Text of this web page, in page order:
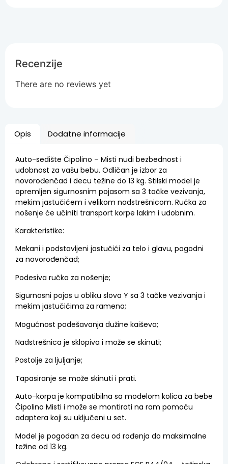
Opis Dodatne informacije
Auto-sedište Čipolino – Misti nudi bezbednost i
udobnost za vašu bebu. Odličan je izbor za
novorođenčad i decu težine do 13 kg. Stilski model je
opremljen sigurnosnim pojasom sa 3 tačke vezivanja,
mekim jastučićem i velikom nadstrešnicom. Ručka za
nošenje će učiniti transport korpe lakim i udobnim.
Karakteristike:
Mekani i podstavljeni jastučići za telo i glavu, pogodni
za novorođenčad;
Podesiva ručka za nošenje;
Sigurnosni pojas u obliku slova Y sa 3 tačke vezivanja i
mekim jastučićima za ramena;
Mogućnost podešavanja dužine kaiševa;
Nadstrešnica je sklopiva i može se skinuti;
Postolje za ljuljanje;
Tapasiranje se može skinuti i prati.
Auto-korpa je kompatibilna sa modelom kolica za bebe
Čipolino Misti i može se montirati na ram pomoću
adaptera koji su uključeni u set.
Model je pogodan za decu od rođenja do maksimalne
težine od 13 kg.
Recenzije
There are no reviews yet